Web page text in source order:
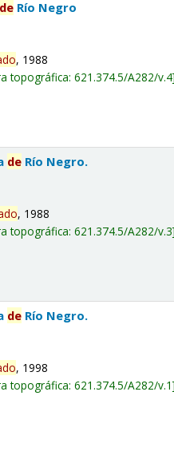
de Río Negro
, 1988
topográfica:621.374.5/A282/v.4
de Río Negro.
, 1988
topográfica:621.374.5/A282/v.3
de Río Negro.
, 1998
topográfica:621.374.5/A282/v.1